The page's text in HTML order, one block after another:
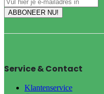
Service & Contact
Klantenservice